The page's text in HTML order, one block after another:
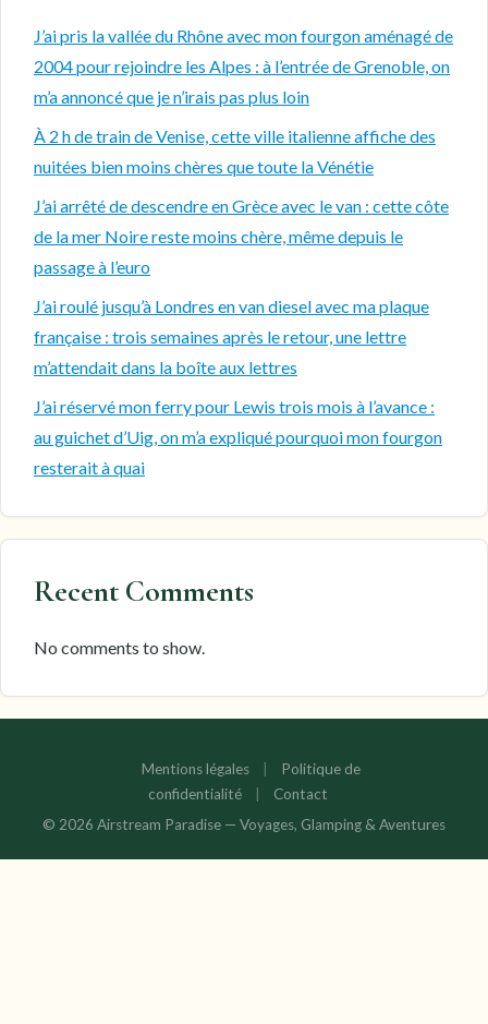
J’ai pris la vallée du Rhône avec mon fourgon aménagé de
2004 pour rejoindre les Alpes : à l’entrée de Grenoble, on
m’a annoncé que je n’irais pas plus loin
À 2 h de train de Venise, cette ville italienne affiche des
nuitées bien moins chères que toute la Vénétie
J’ai arrêté de descendre en Grèce avec le van : cette côte
de la mer Noire reste moins chère, même depuis le
passage à l’euro
J’ai roulé jusqu’à Londres en van diesel avec ma plaque
française : trois semaines après le retour, une lettre
m’attendait dans la boîte aux lettres
J’ai réservé mon ferry pour Lewis trois mois à l’avance :
au guichet d’Uig, on m’a expliqué pourquoi mon fourgon
resterait à quai
Recent Comments
No comments to show.
Mentions légales
Politique de
confidentialité
Contact
© 2026 Airstream Paradise — Voyages, Glamping & Aventures